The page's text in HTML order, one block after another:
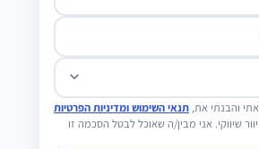
והבנתי את, תנאי השימוש ומדיניות הפרטיות
שיווקי. אני מבין/ה שאוכל לבטל הסכמה זו